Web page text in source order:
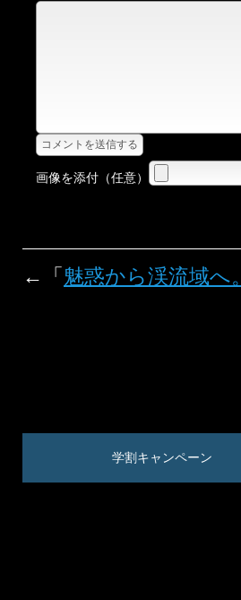
画像を添付（任意）
←「魅惑から渓流域へ。
学割キャンペーン